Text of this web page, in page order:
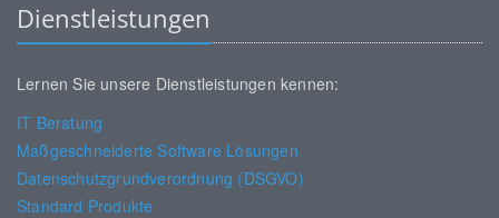
Dienstleistungen
Lernen Sie unsere Dienstleistungen kennen:
IT Beratung
Maßgeschneiderte Software Lösungen
Datenschutzgrundverordnung (DSGVO)
Standard Produkte